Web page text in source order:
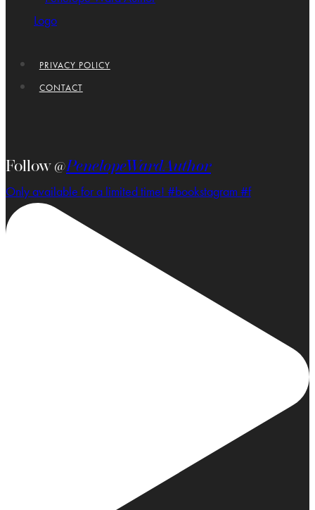
PRIVACY POLICY
CONTACT
Follow @PenelopeWardAuthor
Only available for a limited time! #bookstagram #f